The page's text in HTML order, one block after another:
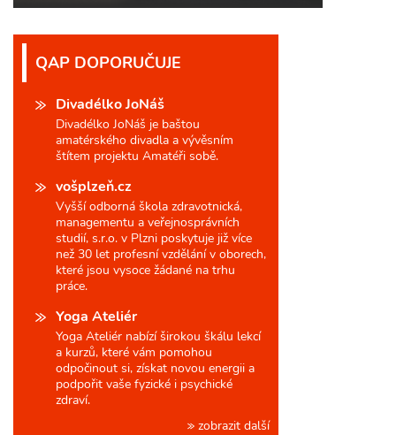
QAP DOPORUČUJE
Divadélko JoNáš
Divadélko JoNáš je baštou
amatérského divadla a vývěsním
štítem projektu Amatéři sobě.
vošplzeň.cz
Vyšší odborná škola zdravotnická,
managementu a veřejnosprávních
studií, s.r.o. v Plzni poskytuje již více
než 30 let profesní vzdělání v oborech,
které jsou vysoce žádané na trhu
práce.
Yoga Ateliér
Yoga Ateliér nabízí širokou škálu lekcí
a kurzů, které vám pomohou
odpočinout si, získat novou energii a
podpořit vaše fyzické i psychické
zdraví.
zobrazit další